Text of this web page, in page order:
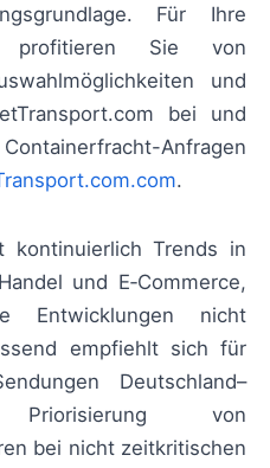
Für Ihre
profitieren Sie von
und
bei und
Anfragen
.
kontinuierlich Trends in
und E‑Commerce,
Entwicklungen nicht
empfiehlt sich für
Deutschland–
von
bei nicht zeitkritischen